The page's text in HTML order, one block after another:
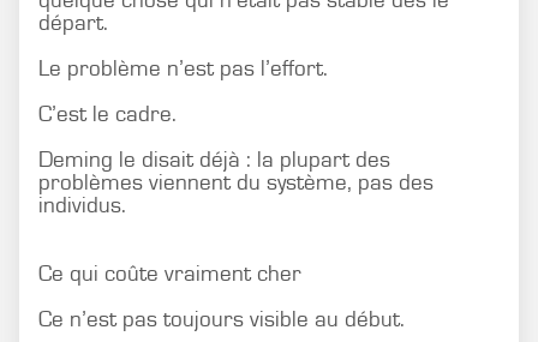
départ.
Le problème n’est pas l’effort.
C’est le cadre.
Deming le disait déjà : la plupart des
problèmes viennent du système, pas des
individus.
Ce qui coûte vraiment cher
Ce n’est pas toujours visible au début.